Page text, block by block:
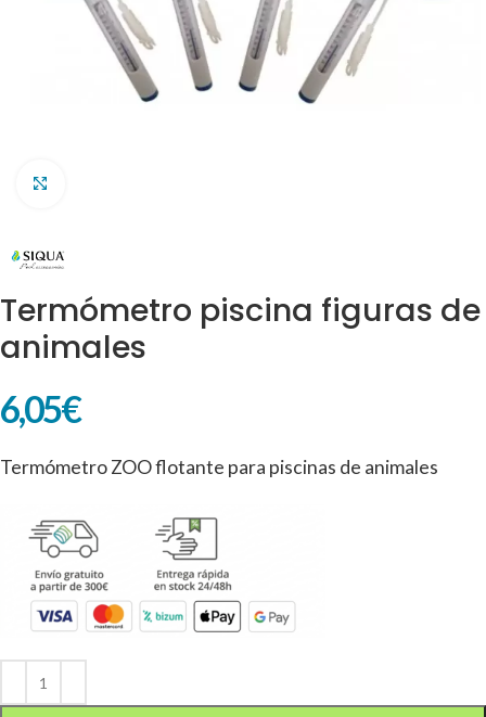
Termómetro piscina figuras de
animales
6,05€
Termómetro ZOO flotante para piscinas de animales